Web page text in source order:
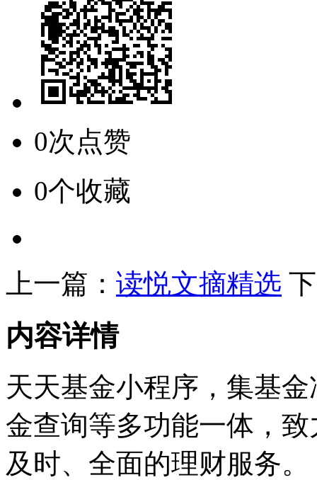
0次点赞
0个收藏
上一篇： 读悦文摘精选
内容详情
天天基金小程序，集基
金查询等多功能一体，
及时、全面的理财服务。